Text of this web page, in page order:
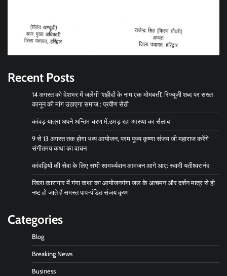
Recent Posts
14 अगस्त को देशभर में जलेंगी ‘शहीदों के नाम एक मोमबत्ती’, रिफ्यूजी शब्द पर सख्त
कानून की मांग उठाएगा समाज : प्रवीण सेठी
कांवड़ यात्रा अपने अन्तिम चरण में,उमड़ रहा आस्था का सैलाब
9 से 13 अगस्त तक होगा भव्य आयोजन, परम पूज्य कृष्णा संजय जी महाराज करेंगे
संगीतमय कथा का वाचन
कांवड़ियों की सेवा के लिए सभी सामर्थ्यवान आमजन आगे आए: स्वामी यतीश्वरानंद
जिला कारागार में गंगा कथा का आयोजनगंगा जल के आचमन और दर्शन मात्र से ही
नष्ट हो जाते हैं समस्त पाप-पंडित संजय कृष्ण
Categories
Blog
Breaking News
Business